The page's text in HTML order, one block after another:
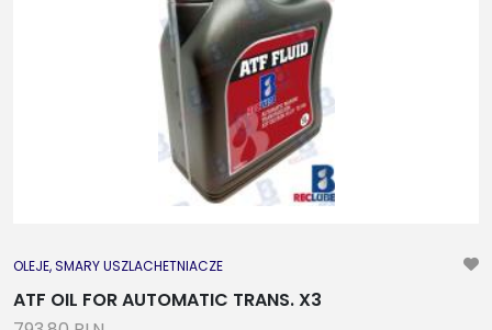
OLEJE, SMARY USZLACHETNIACZE
ATF OIL FOR AUTOMATIC TRANS. X3